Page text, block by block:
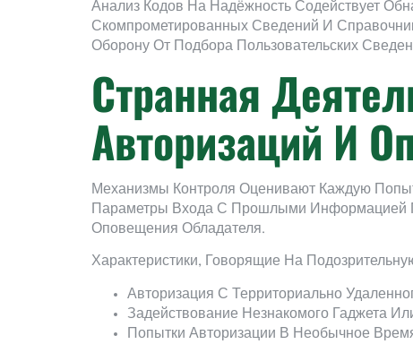
Анализ Кодов На Надёжность Содействует
Скомпрометированных Сведений И
Оборону От Подбора Пользовательских
Странная
Авторизаций И
Механизмы Контроля Оценивают Каждую
Параметры Входа С Прошлыми Информацией
Оповещения Обладателя.
Характеристики, Говорящие На
Авторизация С Территориально
Задействование Незнакомого Гаджета
Попытки Авторизации В Необычное